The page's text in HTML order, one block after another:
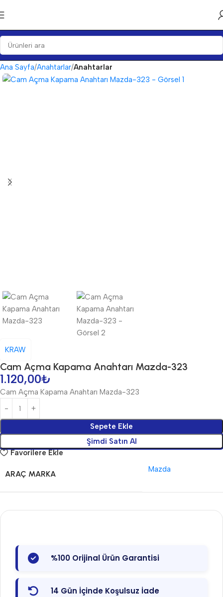
Ana Sayfa Anahtarlar Anahtarlar
KRAW
Cam Açma Kapama Anahtarı Mazda-323
1.120,00₺
Cam Açma Kapama Anahtarı Mazda-323
Sepete Ekle
Şimdi Satın Al
Favorilere Ekle
ARAÇ MARKA Mazda
%100 Orijinal Ürün Garantisi
14 Gün İçinde Koşulsuz İade